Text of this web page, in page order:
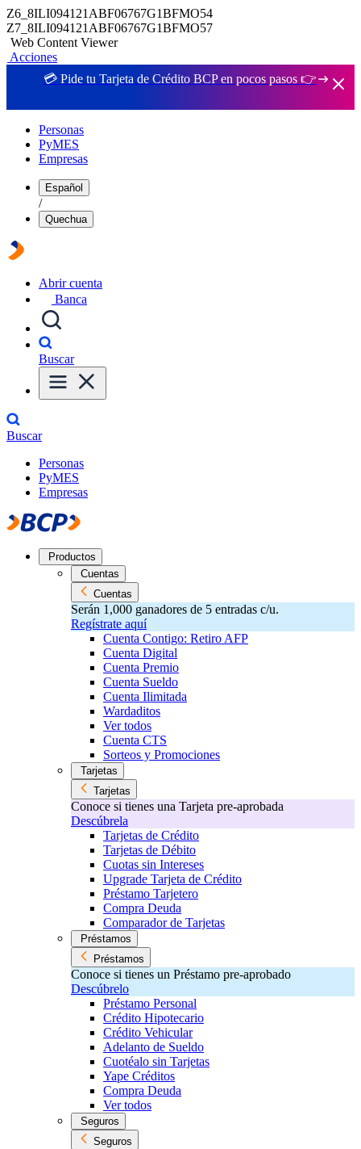
Z6_8ILI094121ABF06767G1BFMO54
Z7_8ILI094121ABF06767G1BFMO57
Web Content Viewer
Acciones
💳 Pide tu Tarjeta de Crédito BCP en pocos pasos 👉
Personas
PyMES
Empresas
Español
/
Quechua
Abrir cuenta
Banca
Buscar
Buscar
Personas
PyMES
Empresas
Productos
Cuentas
Cuentas
Serán 1,000 ganadores de 5 entradas c/u.
Regístrate aquí
Cuenta Contigo: Retiro AFP
Cuenta Digital
Cuenta Premio
Cuenta Sueldo
Cuenta Ilimitada
Wardaditos
Ver todos
Cuenta CTS
Sorteos y Promociones
Tarjetas
Tarjetas
Conoce si tienes una Tarjeta pre-aprobada
Descúbrela
Tarjetas de Crédito
Tarjetas de Débito
Cuotas sin Intereses
Upgrade Tarjeta de Crédito
Préstamo Tarjetero
Compra Deuda
Comparador de Tarjetas
Préstamos
Préstamos
Conoce si tienes un Préstamo pre-aprobado
Descúbrelo
Préstamo Personal
Crédito Hipotecario
Crédito Vehicular
Adelanto de Sueldo
Cuotéalo sin Tarjetas
Yape Créditos
Compra Deuda
Ver todos
Seguros
Seguros